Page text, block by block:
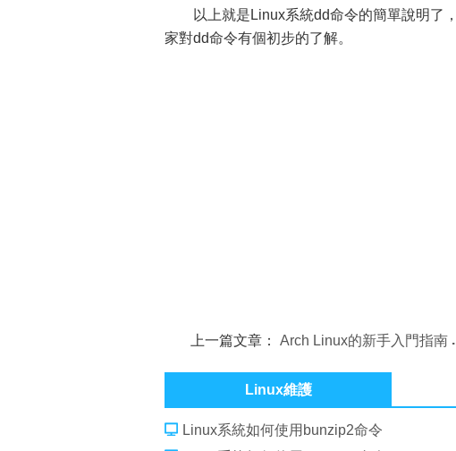
以上就是Linux系統dd命令的簡單說明了
家對dd命令有個初步的了解。
上一篇文章：Arch Linux的新手入門指南
Linux維護
Linux系統如何使用bunzip2命令